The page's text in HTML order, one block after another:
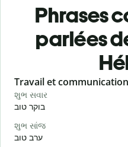
Phrases
parlées
Slide 1 of 6
Travail et
શુભ સવાર
בוקר טוב
શુભ સાંજ
ערב טוב